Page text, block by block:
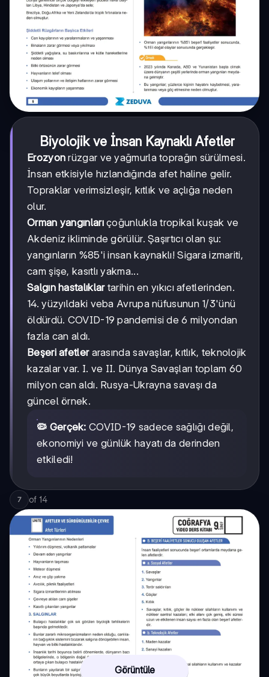
Biyolojik ve İnsan Kaynaklı Afetler
Erozyon rüzgar ve yağmurla toprağın sürülmesi.
İnsan etkisiyle hızlandığında afet haline gelir.
Topraklar verimsizleşir, kıtlık ve açlığa neden
olur.
Orman yangınlarıçoğunlukla tropikal kuşak ve
Akdeniz ikliminde görülür. Şaşırtıcı olan şu:
yangınların %85'i insan kaynaklı! Sigara izmariti,
cam şişe, kasıtlı yakma...
Salgın hastalıklartarihin en yıkıcı afetlerinden.
14. yüzyıldaki veba Avrupa nüfusunun 1/3'ünü
öldürdü. COVID-19 pandemisi de 6 milyondan
fazla can aldı.
Beşeri afetlerarasında savaşlar, kıtlık, teknolojik
kazalar var. I. ve II. Dünya Savaşları toplam 60
milyon can aldı. Rusya-Ukrayna savaşı da
güncel örnek.
🦠 Gerçek: COVID-19 sadece sağlığı değil,
ekonomiyi ve günlük hayatı da derinden
etkiledi!
7 of 14
Görüntüle